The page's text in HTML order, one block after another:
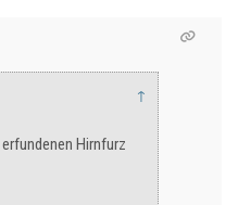
↑
Hirnfurz